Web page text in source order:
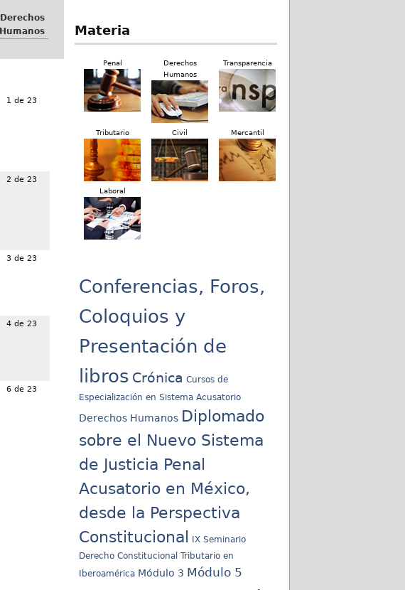
Humanos
1 de 23
2 de 23
3 de 23
4 de 23
6 de 23
Materia
Penal
Derechos
Humanos
Transparencia
Tributario Civil Mercantil
Laboral
Conferencias, Foros,
Coloquios y
Presentación de
libros Crónica Cursos de
Especialización en Sistema Acusatorio
Derechos Humanos Diplomado
sobre el Nuevo Sistema
de Justicia Penal
Acusatorio en México,
desde la Perspectiva
Constitucional
IX Seminario
Derecho Constitucional Tributario en
Iberoamérica Módulo 3 Módulo 5